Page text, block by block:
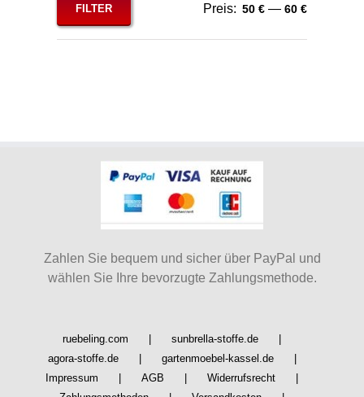
Preis
Preis
FILTER Preis: 50 € — 60 €
Zahlen Sie bequem und sicher über PayPal und
wählen Sie Ihre bevorzugte Zahlungsmethode.
ruebeling.com
sunbrella-stoffe.de
agora-stoffe.de
gartenmoebel-kassel.de
Impressum
AGB
Widerrufsrecht